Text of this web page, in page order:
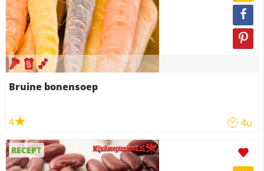
Bruine bonensoep
4 4u
RECEPT